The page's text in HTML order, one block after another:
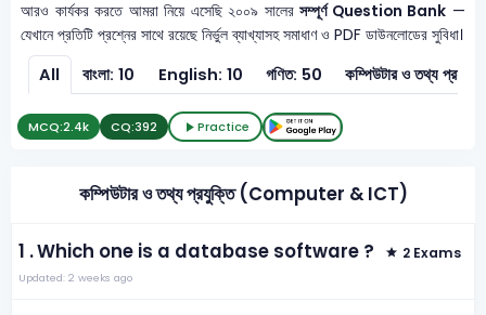
আরও কার্যকর করতে আমরা নিয়ে এসেছি ২০০৯ সালেরসম্পূর্ণ Question Bank —
যেখানে প্রতিটি প্রশ্নের সাথে রয়েছে নির্ভুল ব্যাখ্যাসহ সমাধাণ ও PDF ডাউনলোডের সুবিধা।
All বাংলা: 10 English: 10 গণিত: 50 কম্পিউটার ও
MCQ:2.4k CQ:392 Practice
কম্পিউটার ও তথ্য প্রযুক্তি (Computer & ICT)
1 .Which one is a database software ? 2 Exams
Updated: 2 weeks ago